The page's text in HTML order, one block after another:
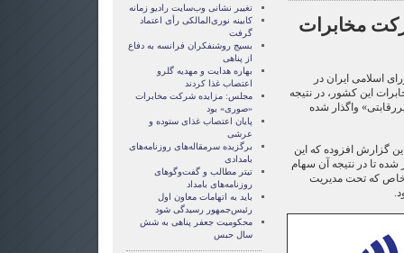
مخابرات
اسلامی ایران در
این کشور، در نتیجه
واگذار شده
گزارش افزوده که این
شده تا در نتیجه آن سهام
كه تحت مدیریت
تغيير نشانی وب‌سايت راديو زمانه
کابينه نوری‌المالکی رأی اعتماد
گرفت
بسيج روشنفکران فرانسه به دفاع
از پناهی
بهاره هدایت و مهدیه گلرو
اعتصاب غذا کردند
مجلس: مزایده شرکت مخابرات
«صوری» بود
پايان اعتصاب غذای ستوده و
عرشی
برگزیده سرمقاله‌های روزنامه‌های
بامدادی
تیتر مطالب و گفت‌وگوهای
روزنامه‌های بامداد
باید به اتهامات معاون اول
رئیس‌جمهور رسیدگی شود
محکومیت جعفر پناهی به شش
سال حبس